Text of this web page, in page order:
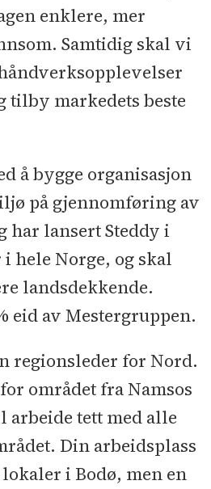
enklere, mer
Samtidig skal vi
tilby markedets beste
å bygge organisasjon
på gjennomføring av
har lansert Steddy i
hele Norge, og skal
landsdekkende.
eid av Mestergruppen.
regionsleder for Nord.
området fra Namsos
tett med alle
Din arbeidsplass
i Bodø, men en